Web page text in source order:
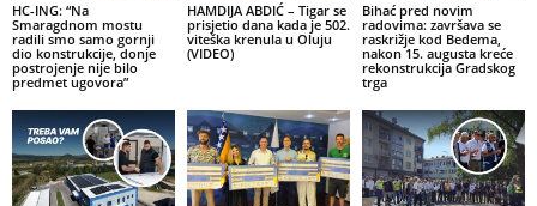
HC-ING: “Na
Smaragdnom mostu
radili smo samo gornji
dio konstrukcije, donje
postrojenje nije bilo
predmet ugovora”
HAMDIJA ABDIĆ – Tigar se
prisjetio dana kada je 502.
viteška krenula u Oluju
(VIDEO)
Bihać pred novim
radovima: završava se
raskrižje kod Bedema,
nakon 15. augusta kreće
rekonstrukcija Gradskog
trga